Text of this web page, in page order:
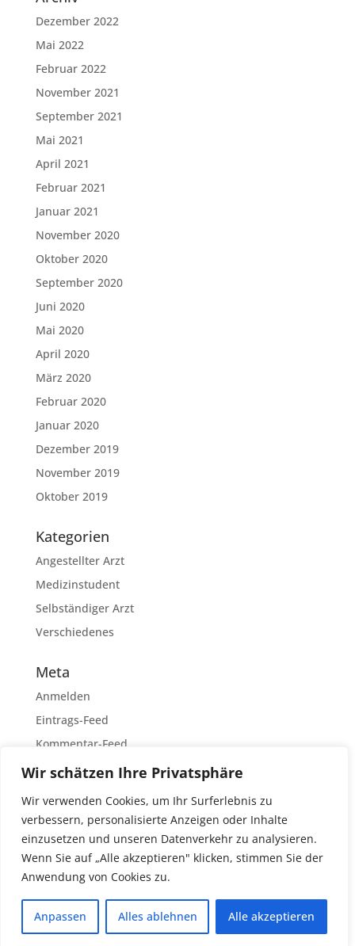
Wir schätzen Ihre Privatsphäre
Wir verwenden Cookies, um Ihr Surferlebnis zu
verbessern, personalisierte Anzeigen oder Inhalte
einzusetzen und unseren Datenverkehr zu analysieren.
Wenn Sie auf „Alle akzeptieren" klicken, stimmen Sie der
Anwendung von Cookies zu.
Anpassen Alles ablehnen Alle akzeptieren
Dezember 2022
Mai 2022
Februar 2022
November 2021
September 2021
Mai 2021
April 2021
Februar 2021
Januar 2021
November 2020
Oktober 2020
September 2020
Juni 2020
Mai 2020
April 2020
März 2020
Februar 2020
Januar 2020
Dezember 2019
November 2019
Oktober 2019
Kategorien
Angestellter Arzt
Medizinstudent
Selbständiger Arzt
Verschiedenes
Meta
Anmelden
Eintrags-Feed
Kommentar-Feed
WordPress.org
Datenschutzerklärung
Impressum
Über uns
© 2019 - 2025 Medizinerversicherung.de